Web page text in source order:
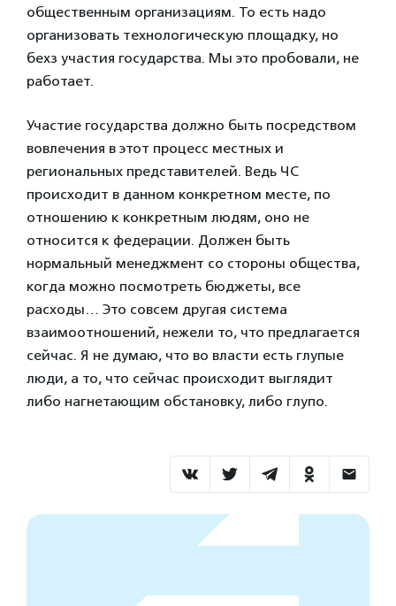
общественным организациям. То есть надо
организовать технологическую площадку, но
бехз участия государства. Мы это пробовали, не
работает.
Участие государства должно быть посредством
вовлечения в этот процесс местных и
региональных представителей. Ведь ЧС
происходит в данном конкретном месте, по
отношению к конкретным людям, оно не
относится к федерации. Должен быть
нормальный менеджмент со стороны общества,
когда можно посмотреть бюджеты, все
расходы… Это совсем другая система
взаимоотношений, нежели то, что предлагается
сейчас. Я не думаю, что во власти есть глупые
люди, а то, что сейчас происходит выглядит
либо нагнетающим обстановку, либо глупо.